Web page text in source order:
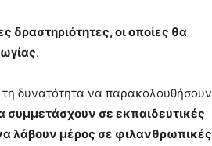
δραστηριότητες, οι οποίες θα
.
δυνατότητα να παρακολουθήσουν
συμμετάσχουν σε εκπαιδευτικές
λάβουν μέρος σε φιλανθρωπικές